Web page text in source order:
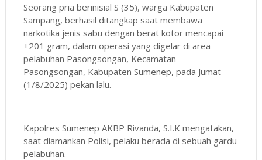
Seorang pria berinisial S (35), warga Kabupaten
Sampang, berhasil ditangkap saat membawa
narkotika jenis sabu dengan berat kotor mencapai
±201 gram, dalam operasi yang digelar di area
pelabuhan Pasongsongan, Kecamatan
Pasongsongan, Kabupaten Sumenep, pada Jumat
(1/8/2025) pekan lalu.
Kapolres Sumenep AKBP Rivanda, S.I.K mengatakan,
saat diamankan Polisi, pelaku berada di sebuah gardu
pelabuhan.